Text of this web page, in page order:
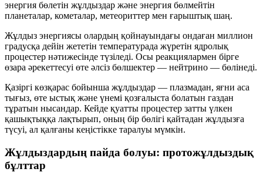
энергия бөлетін жұлдыздар және энергия бөлмейтін
планеталар, кометалар, метеориттер мен ғарыштық шаң.
Жұлдыз энергиясы олардың қойнауындағы ондаған миллион
градусқа дейін жететін температурада жүретін ядролық
процестер нәтижесінде түзіледі. Осы реакциялармен бірге
өзара әрекеттесуі өте әлсіз бөлшектер — нейтрино — бөлінеді.
Қазіргі көзқарас бойынша жұлдыздар — плазмадан, яғни аса
тығыз, өте ыстық және үнемі қозғалыста болатын газдан
тұратын нысандар. Кейде қуатты процестер затты үлкен
қашықтыққа лақтырып, оның бір бөлігі қайтадан жұлдызға
түсуі, ал қалғаны кеңістікке таралуы мүмкін.
Жұлдыздардың пайда болуы: протожұлдыздық
бұлттар